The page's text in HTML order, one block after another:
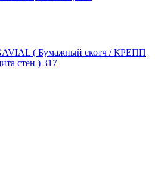
( Бумажный скотч / КРЕПП
стен ) 317